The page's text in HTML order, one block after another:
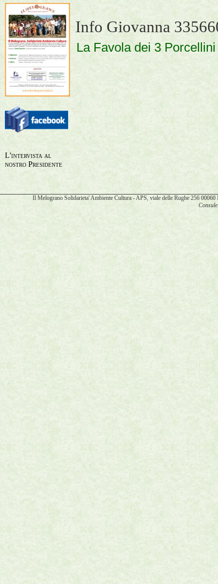
L'intervista al
nostro Presidente
Info Giovanna
La Favola dei 3
Il Melograno Solidarieta' Ambiente Cultura - APS, viale delle Rughe 256